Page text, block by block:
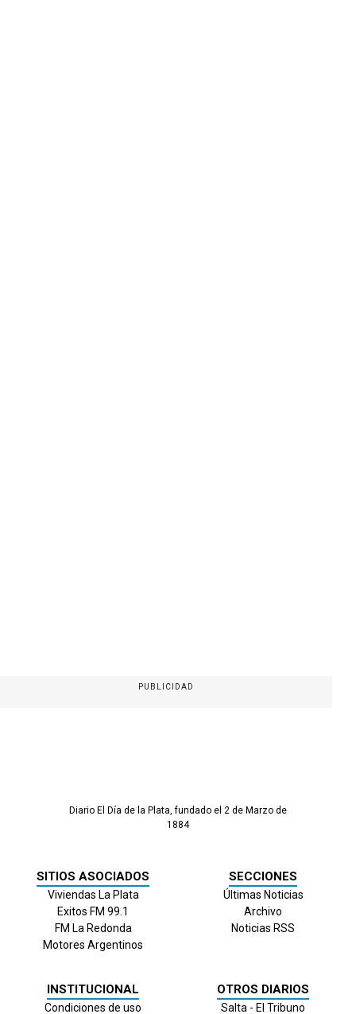
PUBLICIDAD
Diario El Día de la Plata, fundado el 2 de Marzo de
1884
SITIOS ASOCIADOS
Viviendas La Plata
Exitos FM 99.1
FM La Redonda
Motores Argentinos
SECCIONES
Últimas Noticias
Archivo
Noticias RSS
INSTITUCIONAL
Condiciones de uso
OTROS DIARIOS
Salta - El Tribuno